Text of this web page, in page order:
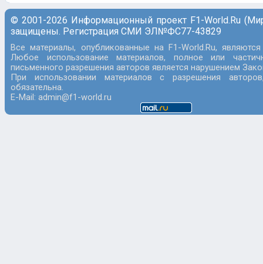
© 2001-2026 Информационный проект F1-World.Ru
защищены. Регистрация СМИ ЭЛ№ФС77-43829
Все материалы, опубликованные на F1-World.Ru,
Любое использование материалов, полное или
письменного разрешения авторов является нарушением
При использовании материалов с разрешения
обязательна.
E-Mail: admin@f1-world.ru